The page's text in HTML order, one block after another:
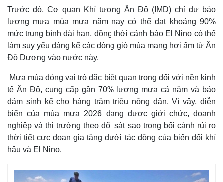
Thế giới
Quan sát
Cuộc sống đó đây
Hồ sơ
Multimedia
Video
Ảnh
E-Magazine
Trước đó, Cơ quan Khí tượng Ấn Độ (IMD) chỉ dự báo
lượng mưa mùa mưa năm nay có thể đạt khoảng 90%
mức trung bình dài hạn, đồng thời cảnh báo El Nino có thể
làm suy yếu đáng kể các dòng gió mùa mang hơi ẩm từ Ấn
Độ Dương vào nước này.
Mưa mùa đóng vai trò đặc biệt quan trọng đối với nền kinh
tế Ấn Độ, cung cấp gần 70% lượng mưa cả năm và bảo
đảm sinh kế cho hàng trăm triệu nông dân. Vì vậy, diễn
biến của mùa mưa 2026 đang được giới chức, doanh
nghiệp và thị trường theo dõi sát sao trong bối cảnh rủi ro
thời tiết cực đoan gia tăng dưới tác động của biến đổi khí
hậu và El Nino.